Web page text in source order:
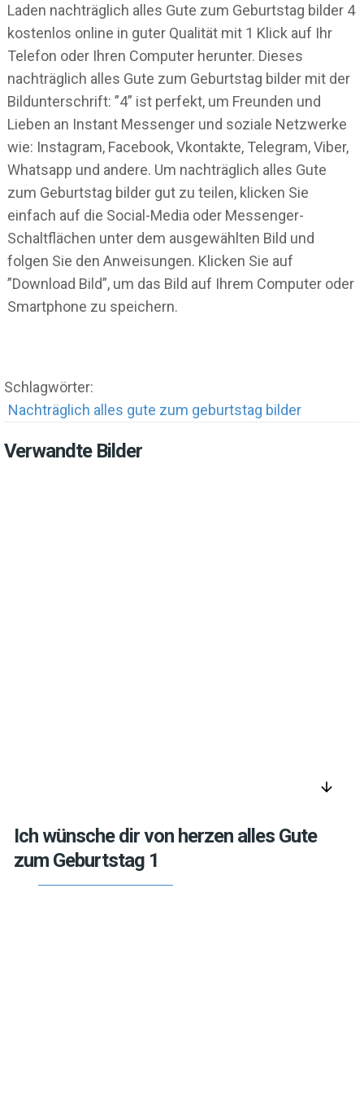
Laden nachträglich alles Gute zum Geburtstag bilder 4
kostenlos online in guter Qualität mit 1 Klick auf Ihr
Telefon oder Ihren Computer herunter. Dieses
nachträglich alles Gute zum Geburtstag bilder mit der
Bildunterschrift: ”4” ist perfekt, um Freunden und
Lieben an Instant Messenger und soziale Netzwerke
wie: Instagram, Facebook, Vkontakte, Telegram, Viber,
Whatsapp und andere. Um nachträglich alles Gute
zum Geburtstag bilder gut zu teilen, klicken Sie
einfach auf die Social-Media oder Messenger-
Schaltflächen unter dem ausgewählten Bild und
folgen Sie den Anweisungen. Klicken Sie auf
”Download Bild”, um das Bild auf Ihrem Computer oder
Smartphone zu speichern.
Schlagwörter:
Nachträglich alles gute zum geburtstag bilder
Verwandte Bilder
arrow_downward
Ich wünsche dir von herzen alles Gute
zum Geburtstag 1